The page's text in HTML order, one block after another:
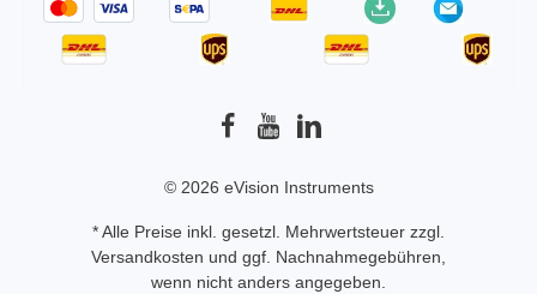
© 2026 eVision Instruments
* Alle Preise inkl. gesetzl. Mehrwertsteuer zzgl.
Versandkosten und ggf. Nachnahmegebühren,
wenn nicht anders angegeben.